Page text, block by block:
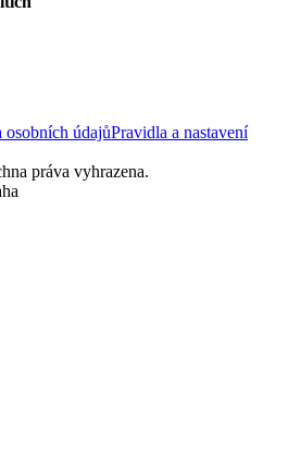
osobních údajůPravidla a nastavení
práva vyhrazena.